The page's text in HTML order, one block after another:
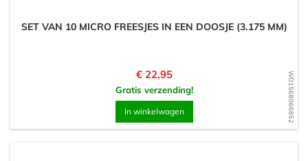
WD1568066852
SET VAN 10 MICRO FREESJES IN EEN DOOSJE (3.175 MM)
Prijs
€ 22,95
Gratis verzending!
In winkelwagen